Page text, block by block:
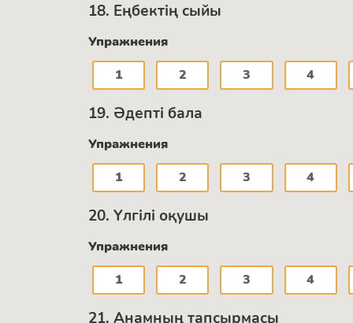
18. Еңбектің сыйы
Упражнения
1
2 3 4
19. Әдепті бала
Упражнения
1
2 3 4
20. Үлгілі оқушы
Упражнения
1
2 3 4
21. Анамның тапсырмасы